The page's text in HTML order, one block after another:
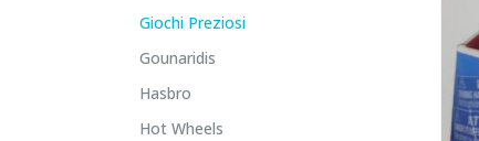
Giochi Preziosi
Gounaridis
Hasbro
Hot Wheels